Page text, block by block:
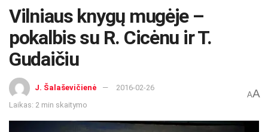
Vilniaus knygų mugėje –
pokalbis su R. Cicėnu ir T.
Gudaičiu
J. Šalaševičienė
2016-02-26
Laikas: 2 min skaitymo
AA